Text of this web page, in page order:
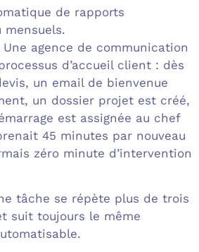
de rapports
mensuels.
Une agence de communication
d’accueil client : dès
un email de bienvenue
un dossier projet est créé,
est assignée au chef
45 minutes par nouveau
zéro minute d’intervention
tâche se répète plus de trois
suit toujours le même